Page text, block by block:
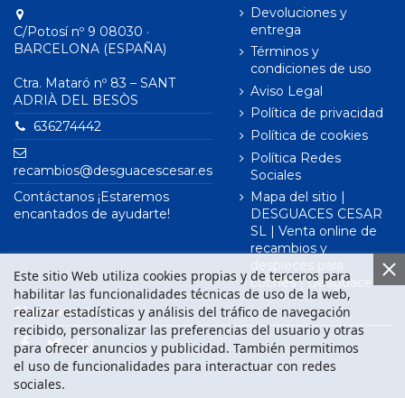
C/Potosí nº 9 08030 ·
BARCELONA (ESPAÑA)
Ctra. Mataró nº 83 – SANT
ADRIÀ DEL BESÒS
636274442
recambios@desguacescesar.es
Contáctanos ¡Estaremos
encantados de ayudarte!
Devoluciones y
entrega
Términos y
condiciones de uso
Aviso Legal
Política de privacidad
Política de cookies
Política Redes
Sociales
Mapa del sitio |
DESGUACES CESAR
SL | Venta online de
recambios y
despieces para
coches | Desguace
Este sitio Web utiliza cookies propias y de terceros para
habilitar las funcionalidades técnicas de uso de la web,
realizar estadísticas y análisis del tráfico de navegación
recibido, personalizar las preferencias del usuario y otras
para ofrecer anuncios y publicidad. También permitimos
el uso de funcionalidades para interactuar con redes
sociales.
Síguenos en